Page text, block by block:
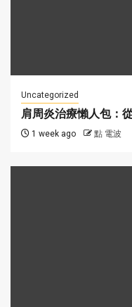
Uncategorized
肩周炎治療懶人包：
1 week ago 點 電波